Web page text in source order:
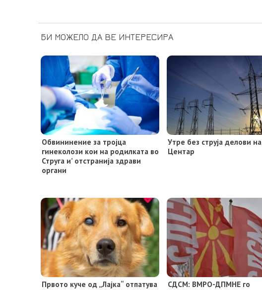
БИ МОЖЕЛО ДА ВЕ ИНТЕРЕСИРА
Обвининение за тројца
гинеколози кои на родилката во
Струга и’ отстранија здрави
органи
Утре без струја делови на
Центар
Првото куче од „Лајка“ отпатува
СДСМ: ВМРО-ДПМНЕ го